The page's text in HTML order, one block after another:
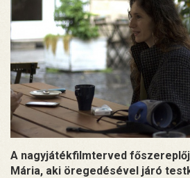
A nagyjátékfilmterved
Mária, aki öregedésével járó